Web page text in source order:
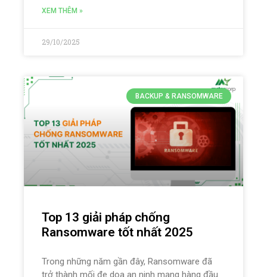
XEM THÊM »
29/10/2025
BACKUP & RANSOMWARE
Top 13 giải pháp chống
Ransomware tốt nhất 2025
Trong những năm gần đây, Ransomware đã
trở thành mối đe dọa an ninh mạng hàng đầu